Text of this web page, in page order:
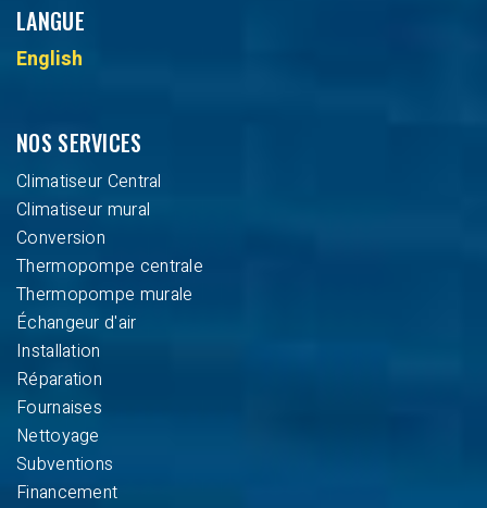
LANGUE
English
NOS SERVICES
Climatiseur Central
Climatiseur mural
Conversion
Thermopompe centrale
Thermopompe murale
Échangeur d'air
Installation
Réparation
Fournaises
Nettoyage
Subventions
Financement